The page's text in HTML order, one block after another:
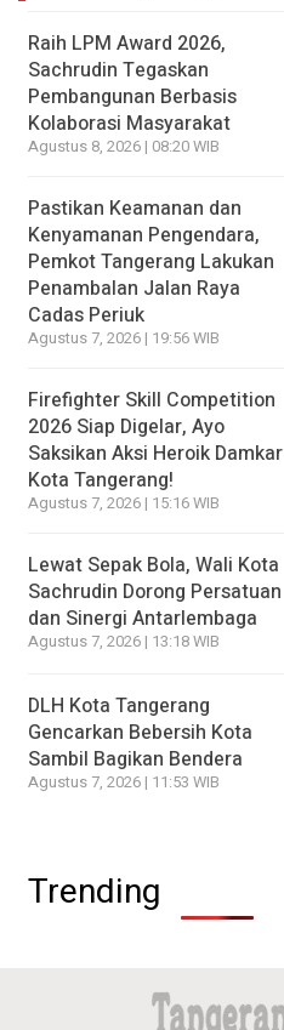
Raih LPM Award 2026,
Sachrudin Tegaskan
Pembangunan Berbasis
Kolaborasi Masyarakat
Agustus 8, 2026 | 08:20 WIB
Pastikan Keamanan dan
Kenyamanan Pengendara,
Pemkot Tangerang Lakukan
Penambalan Jalan Raya
Cadas Periuk
Agustus 7, 2026 | 19:56 WIB
Firefighter Skill Competition
2026 Siap Digelar, Ayo
Saksikan Aksi Heroik Damkar
Kota Tangerang!
Agustus 7, 2026 | 15:16 WIB
Lewat Sepak Bola, Wali Kota
Sachrudin Dorong Persatuan
dan Sinergi Antarlembaga
Agustus 7, 2026 | 13:18 WIB
DLH Kota Tangerang
Gencarkan Bebersih Kota
Sambil Bagikan Bendera
Agustus 7, 2026 | 11:53 WIB
Trending